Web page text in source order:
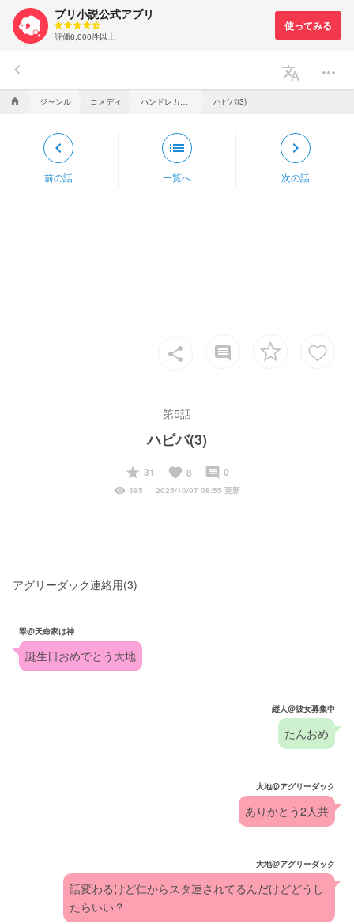
プリ小説公式アプリ
評価6,000件以上
keyboard_arrow_left translate more_horiz
home ジャンル コメディ ハピバ(3)
keyboard_arrow_left
前の話
list
一覧へ
keyboard_arrow_right
次の話
share insert_comment
第5話
ハピバ(3)
start
31 favorite 8 insert_comment 0
visibility 395 2025/10/07 08:55 更新
アグリーダック連絡用(3)
翠@天命家は神
誕生日おめでとう大地
縦人@彼女募集中
たんおめ
大地@アグリーダック
ありがとう2人共
大地@アグリーダック
話変わるけど仁からスタ連されてるんだけどどうし
たらいい？